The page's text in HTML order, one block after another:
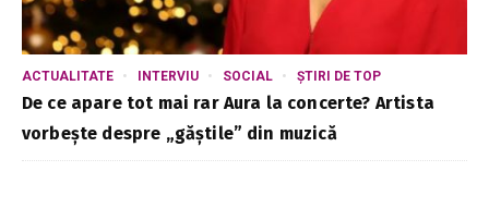
ACTUALITATE INTERVIU SOCIAL ȘTIRI DE TOP
De ce apare tot mai rar Aura la concerte? Artista
vorbește despre „găștile” din muzică